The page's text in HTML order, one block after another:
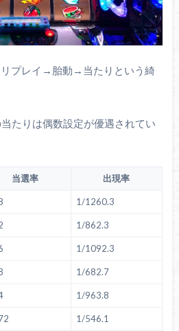
プレイ→胎動→当たりという綺
たりは偶数設定が優遇されてい
当選率 出現率
1/1260.3
1/862.3
1/1092.3
1/682.7
1/963.8
1/546.1